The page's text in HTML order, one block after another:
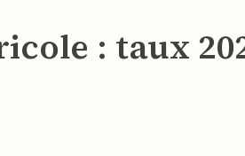
: taux